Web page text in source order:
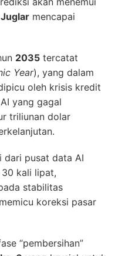
mencapai
2035 tercatat
Year), yang dalam
oleh krisis kredit
yang gagal
triliunan dolar
dari pusat data AI
kali lipat,
stabilitas
koreksi pasar
“pembersihan”